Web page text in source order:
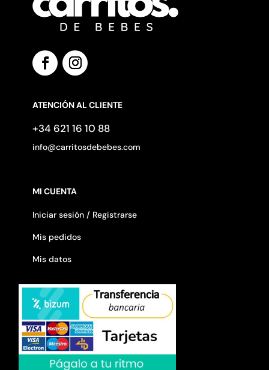
ATENCIÓN AL CLIENTE
+34 621 16 10 88
info@carritosdebebes.com
MI CUENTA
Iniciar sesión / Registrarse
Mis pedidos
Mis datos